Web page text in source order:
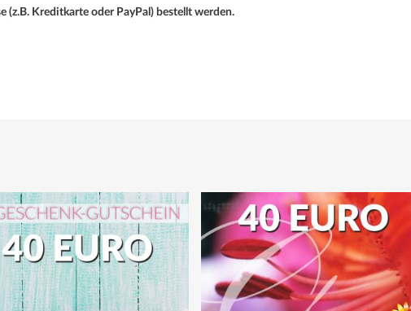
(z.B. Kreditkarte oder PayPal) bestellt werden.